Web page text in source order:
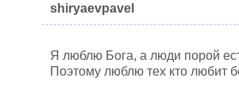
shiryaevpavel
Я люблю Бога, а люди порой
Поэтому люблю тех кто любит